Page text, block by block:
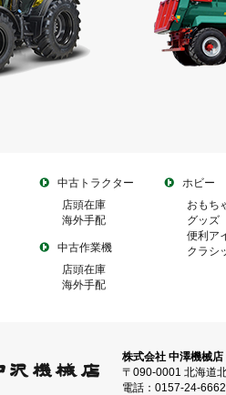
中古トラクター
店頭在庫
海外手配
中古作業機
店頭在庫
海外手配
ホビー
おもち
グッズ
便利ア
クラシ
株式会社 中澤機械店
〒090-0001 北海道
電話：0157-24-